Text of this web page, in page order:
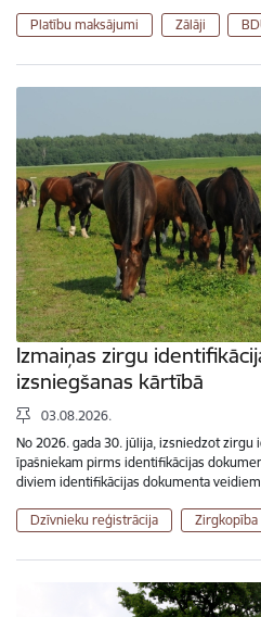
Platību maksājumi Zālāji
Izmaiņas zirgu
izsniegšanas kārtībā
03.08.2026.
No 2026. gada 30. jūlija, izsniedzot
īpašniekam pirms identifikācijas
diviem identifikācijas dokumenta
Dzīvnieku reģistrācija Zirgkopība